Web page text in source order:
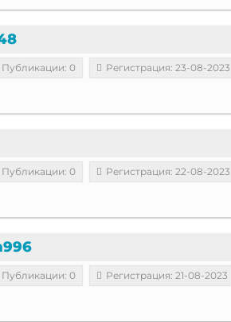
Публикации: 0 Регистрация: 23-08-2023
Публикации: 0 Регистрация: 22-08-2023
Публикации: 0 Регистрация: 21-08-2023